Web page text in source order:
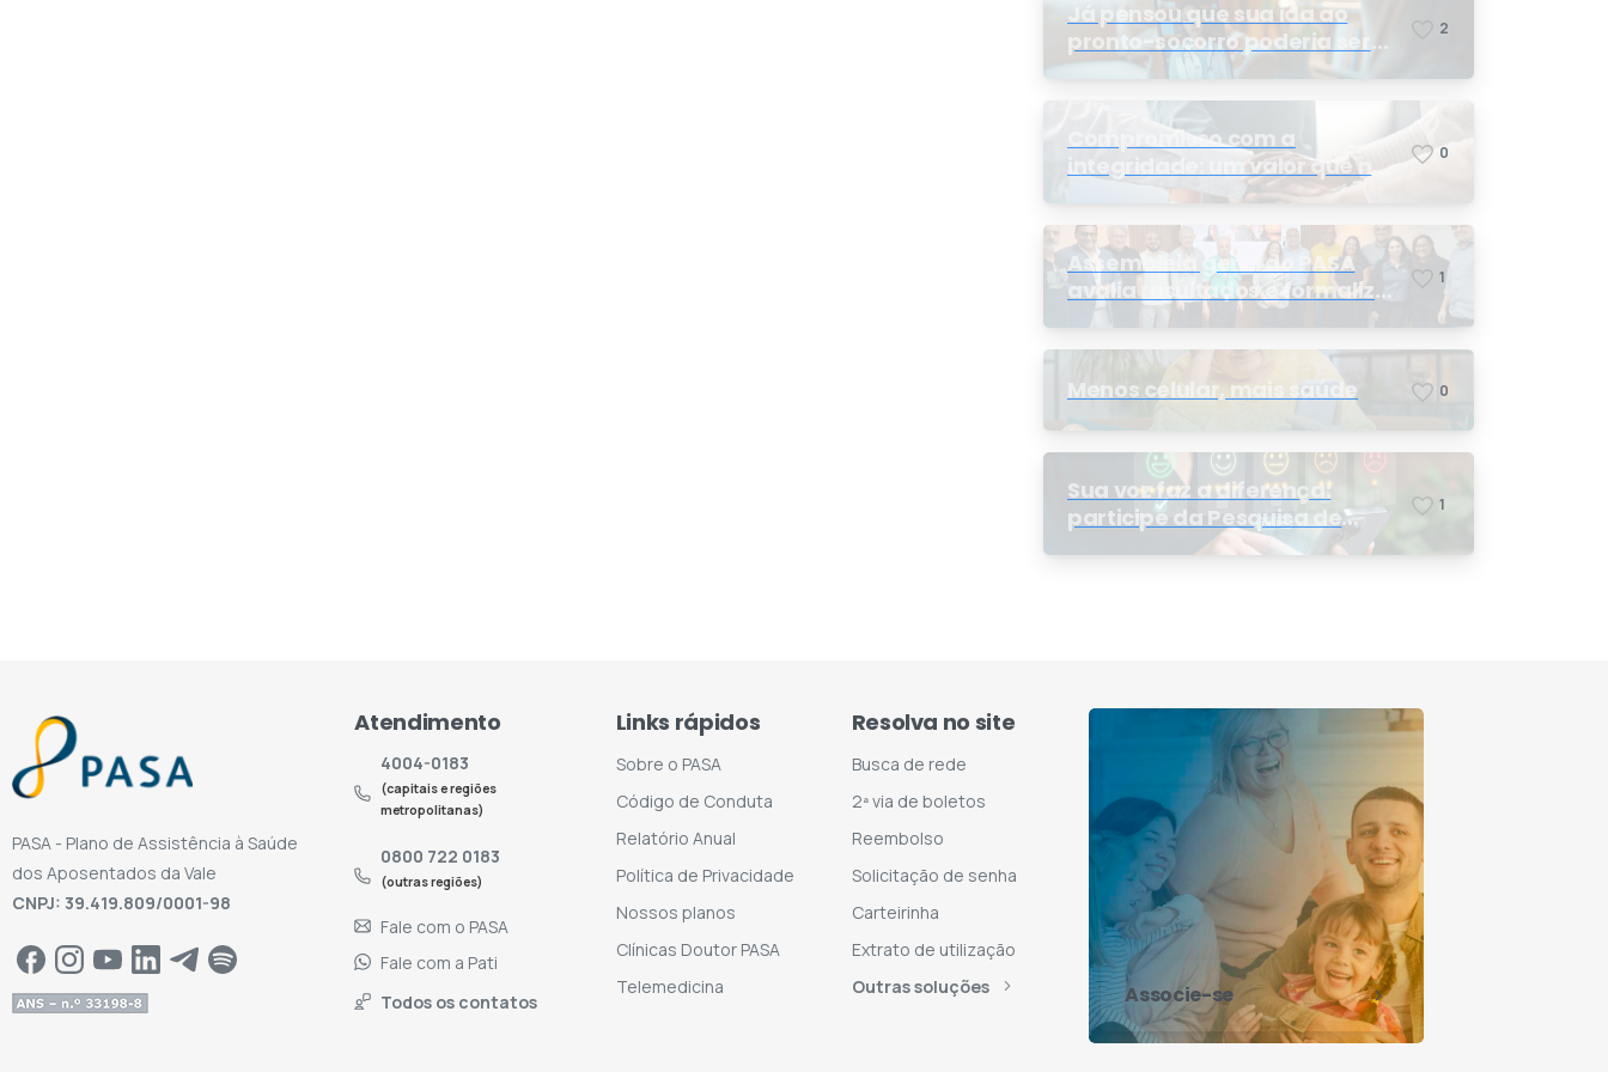
Já pensou que sua ida ao
pronto-socorro poderia ser
resolvida por telemedicina?
2
Compromisso com a
integridade: um valor que nos
0
Assembleia geral do PASA
avalia resultados e formaliza
a eleição da nova conselheira
1
Menos celular, mais saúde 0
Sua voz faz a diferença:
participe da Pesquisa de
Satisfação 2026
1
PASA - Plano de Assistência à Saúde
dos Aposentados da Vale
CNPJ: 39.419.809/0001-98
Atendimento
4004-0183
(capitais e regiões
metropolitanas)
0800 722 0183
(outras regiões)
Fale com o PASA
Fale com a Pati
Todos os contatos
Links rápidos
Sobre o PASA
Código de Conduta
Relatório Anual
Política de Privacidade
Nossos planos
Clínicas Doutor PASA
Telemedicina
Resolva no site
Busca de rede
2ª via de boletos
Reembolso
Solicitação de senha
Carteirinha
Extrato de utilização
Outras soluções
Associe-se